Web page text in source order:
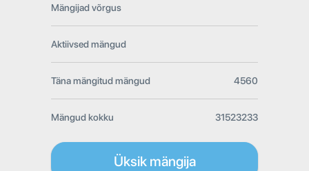
Mängijad võrgus
Aktiivsed mängud
Täna mängitud mängud 4560
Mängud kokku 31523233
Üksik mängija